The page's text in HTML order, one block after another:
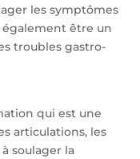
les symptômes
être un
troubles gastro-
qui est une
articulations, les
soulager la